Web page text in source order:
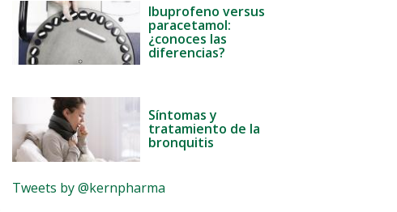
views
Ibuprofeno versus
paracetamol:
¿conoces las
diferencias?
Síntomas y
tratamiento de la
bronquitis
Tweets by @kernpharma